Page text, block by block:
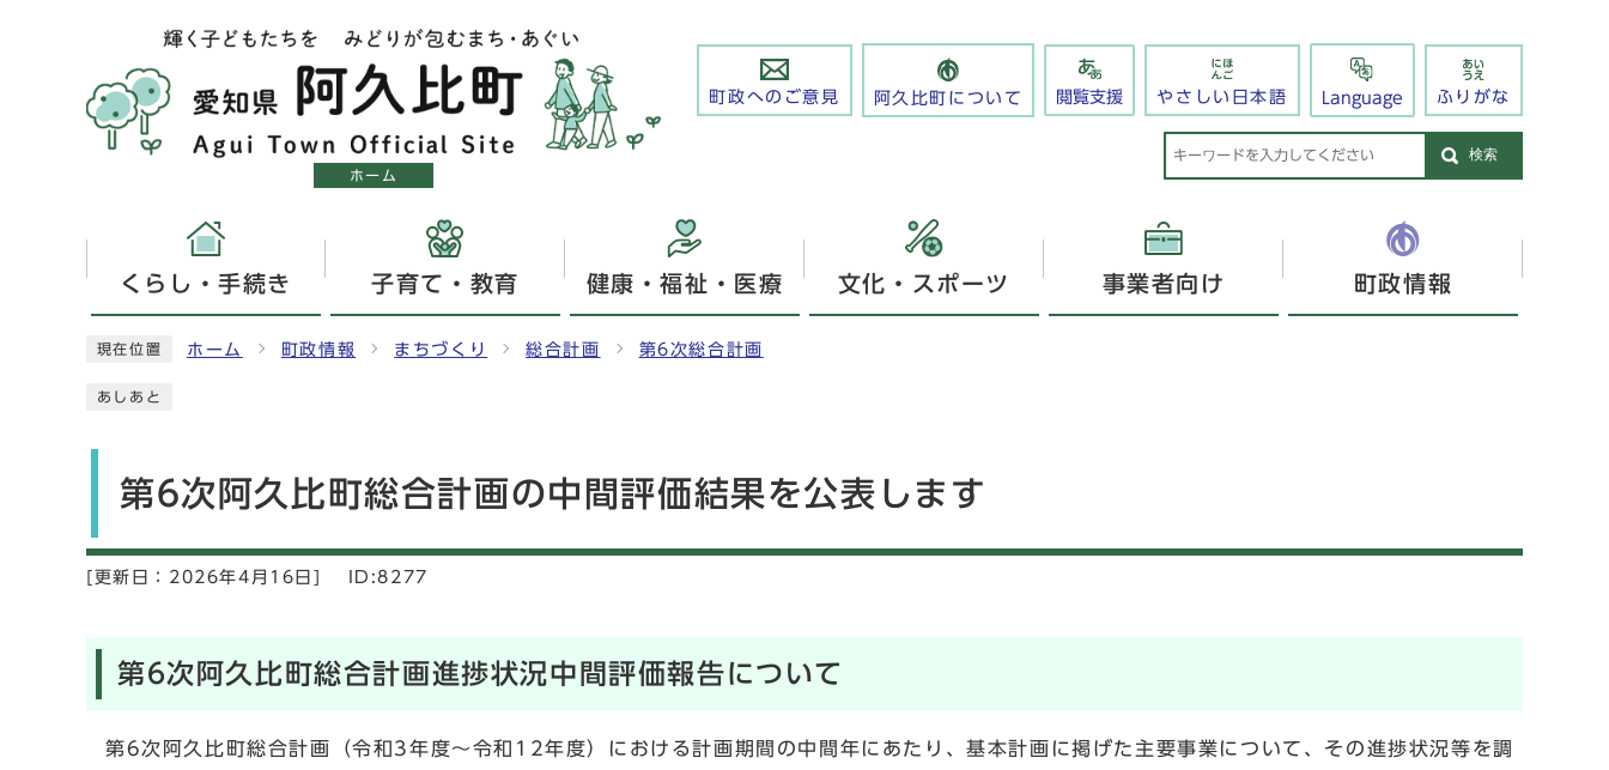
ホーム
町政へのご意見 阿久比町について 閲覧支援 やさしい日本語 Language ふりがな
検索
くらし・手続き 子育て・教育 健康・福祉・医療 文化・スポーツ 事業者向け 町政情報
現在位置 ホーム 町政情報 まちづくり 総合計画 第6次総合計画
あしあと
第6次阿久比町総合計画の中間評価結果を公表します
[更新日： 2026年4月16日] ID:8277
第6次阿久比町総合計画進捗状況中間評価報告について
第6次阿久比町総合計画（令和3年度～令和12年度）における計画期間の中間年にあたり、基本計画に掲げた主要事業について、その進捗状況等を調